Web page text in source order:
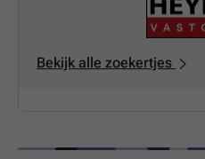
Bekijk alle zoekertjes